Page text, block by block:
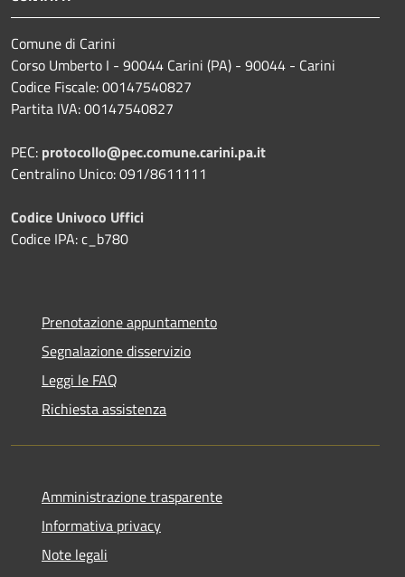
Comune di Carini
Corso Umberto I - 90044 Carini (PA) - 90044 - Carini
Codice Fiscale: 00147540827
Partita IVA: 00147540827
PEC: protocollo@pec.comune.carini.pa.it
Centralino Unico: 091/8611111
Codice Univoco Uffici
Codice IPA: c_b780
Prenotazione appuntamento
Segnalazione disservizio
Leggi le FAQ
Richiesta assistenza
Amministrazione trasparente
Informativa privacy
Note legali